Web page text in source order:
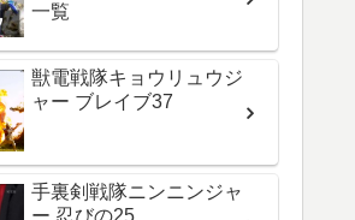
一覧
獣電戦隊キョウリュウジ
ャー ブレイブ37
手裏剣戦隊ニンニンジャ
ー 忍びの25